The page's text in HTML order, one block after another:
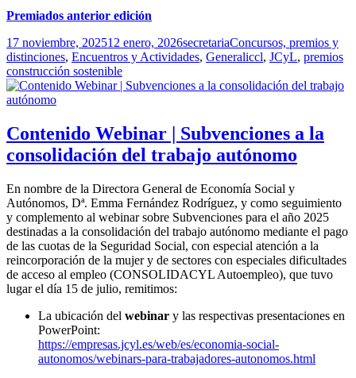
Premiados anterior edición
Publicado
el
17 noviembre, 202512 enero, 2026Autor
secretariaCategorías
Concursos, premios y
distinciones, Encuentros y Actividades, GeneralEtiquetas
iccl, JCyL, premios
construcción sostenible
Contenido Webinar | Subvenciones a la
consolidación del trabajo autónomo
En nombre de la Directora General de Economía Social y
Autónomos, Dª. Emma Fernández Rodríguez, y como seguimiento
y complemento al webinar sobre Subvenciones para el año 2025
destinadas a la consolidación del trabajo autónomo mediante el pago
de las cuotas de la Seguridad Social, con especial atención a la
reincorporación de la mujer y de sectores con especiales dificultades
de acceso al empleo (CONSOLIDACYL Autoempleo), que tuvo
lugar el día 15 de julio, remitimos:
La ubicación del webinar y las respectivas presentaciones en
PowerPoint:
https://empresas.jcyl.es/web/es/economia-social-
autonomos/webinars-para-trabajadores-autonomos.html